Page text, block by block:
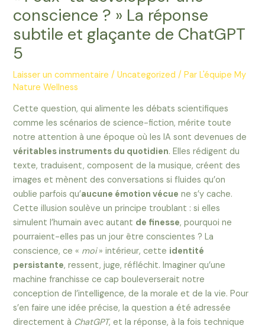
conscience ? » La réponse
subtile et glaçante de ChatGPT
5
Laisser un commentaire /Uncategorized / ParL'équipe My
Nature Wellness
Cette question, qui alimente les débats scientifiques
comme les scénarios de science-fiction, mérite toute
notre attention à une époque où les IA sont devenues de
véritables instruments du quotidien. Elles rédigent du
texte, traduisent, composent de la musique, créent des
images et mènent des conversations si fluides qu’on
oublie parfois qu’aucune émotion vécue ne s’y cache.
Cette illusion soulève un principe troublant : si elles
simulent l’humain avec autant de finesse, pourquoi ne
pourraient-elles pas un jour être conscientes ? La
conscience, ce « moi» intérieur, cette identité
persistante, ressent, juge, réfléchit. Imaginer qu’une
machine franchisse ce cap bouleverserait notre
conception de l’intelligence, de la morale et de la vie. Pour
s’en faire une idée précise, la question a été adressée
directement à ChatGPT, et la réponse, à la fois technique